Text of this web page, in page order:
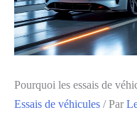
Pourquoi les essais de
Essais de véhicules / Par